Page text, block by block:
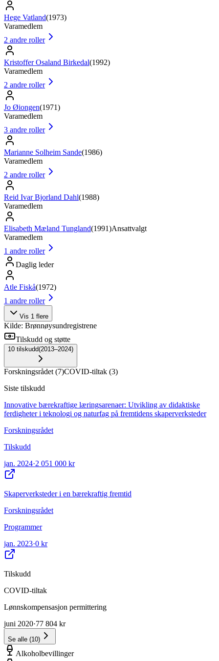
Hege Vatland(1973)
Varamedlem
2 andre roller
Kristoffer Osaland Birkedal(1992)
Varamedlem
2 andre roller
Jo Øiongen(1971)
Varamedlem
3 andre roller
Marianne Solheim Sande(1986)
Varamedlem
2 andre roller
Reid Ivar Bjorland Dahl(1988)
Varamedlem
Elisabeth Mæland Tungland(1991)Ansattvalgt
Varamedlem
1 andre roller
Daglig leder
Atle Fiskå(1972)
1 andre roller
Vis 1 flere
Kilde: Brønnøysundregistrene
Tilskudd og støtte
10 tilskudd(2013–2024)
Forskningsrådet(7)COVID-tiltak (3)
Siste tilskudd
Innovative bærekraftige læringsarenaer: Utvikling av didaktiske
ferdigheter i teknologi og naturfag på fremtidens skaperverksteder
Forskningsrådet
Tilskudd
jan. 2024·2 051 000 kr
Skaperverksteder i en bærekraftig fremtid
Forskningsrådet
Programmer
jan. 2023·0 kr
Tilskudd
COVID-tiltak
Lønnskompensasjon permittering
juni 2020·77 804 kr
Se alle (10)
Alkoholbevillinger